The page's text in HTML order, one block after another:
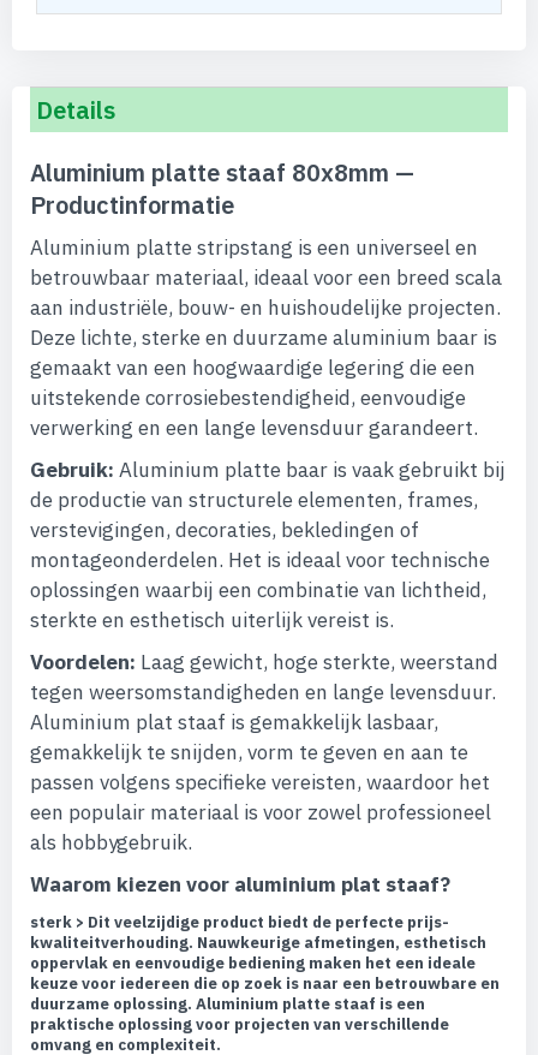
Details
Aluminium platte staaf 80x8mm —
Productinformatie
Aluminium platte stripstang is een universeel en
betrouwbaar materiaal, ideaal voor een breed scala
aan industriële, bouw- en huishoudelijke projecten.
Deze lichte, sterke en duurzame aluminium baar is
gemaakt van een hoogwaardige legering die een
uitstekende corrosiebestendigheid, eenvoudige
verwerking en een lange levensduur garandeert.
Gebruik: Aluminium platte baar is vaak gebruikt bij
de productie van structurele elementen, frames,
verstevigingen, decoraties, bekledingen of
montageonderdelen. Het is ideaal voor technische
oplossingen waarbij een combinatie van lichtheid,
sterkte en esthetisch uiterlijk vereist is.
Voordelen: Laag gewicht, hoge sterkte, weerstand
tegen weersomstandigheden en lange levensduur.
Aluminium plat staaf is gemakkelijk lasbaar,
gemakkelijk te snijden, vorm te geven en aan te
passen volgens specifieke vereisten, waardoor het
een populair materiaal is voor zowel professioneel
als hobbygebruik.
Waarom kiezen voor aluminium plat staaf?
sterk > Dit veelzijdige product biedt de perfecte prijs-
kwaliteitverhouding. Nauwkeurige afmetingen, esthetisch
oppervlak en eenvoudige bediening maken het een ideale
keuze voor iedereen die op zoek is naar een betrouwbare en
duurzame oplossing. Aluminium platte staaf is een
praktische oplossing voor projecten van verschillende
omvang en complexiteit.